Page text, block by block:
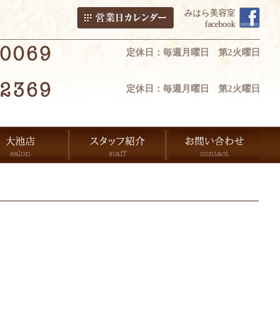
みはら美容室
facebook
定休日：毎週月曜日 第2火曜日
定休日：毎週月曜日 第2火曜日